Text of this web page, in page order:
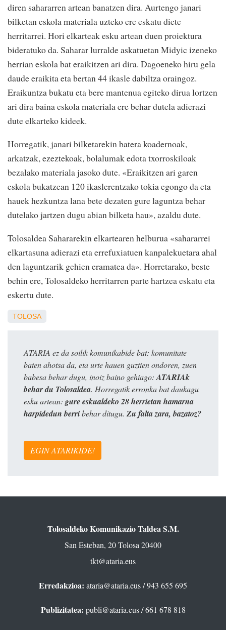
diren sahararren artean banatzen dira. Aurtengo janari
bilketan eskola materiala uzteko ere eskatu diete
herritarrei. Hori elkarteak esku artean duen proiektura
bideratuko da. Saharar lurralde askatuetan Midyic izeneko
herrian eskola bat eraikitzen ari dira. Dagoeneko hiru gela
daude eraikita eta bertan 44 ikasle dabiltza oraingoz.
Eraikuntza bukatu eta bere mantenua egiteko dirua lortzen
ari dira baina eskola materiala ere behar dutela adierazi
dute elkarteko kideek.
Horregatik, janari bilketarekin batera koadernoak,
arkatzak, ezeztekoak, bolalumak edota txorroskiloak
bezalako materiala jasoko dute. «Eraikitzen ari garen
eskola bukatzean 120 ikaslerentzako tokia egongo da eta
hauek hezkuntza lana bete dezaten gure laguntza behar
dutelako jartzen dugu abian bilketa hau», azaldu dute.
Tolosaldea Sahararekin elkartearen helburua «sahararrei
elkartasuna adierazi eta errefuxiatuen kanpalekuetara ahal
den laguntzarik gehien eramatea da». Horretarako, beste
behin ere, Tolosaldeko herritarren parte hartzea eskatu eta
eskertu dute.
TOLOSA
ATARIA ez da soilik komunikabide bat: komunitate
baten ahotsa da, eta urte hauen guztien ondoren, zuen
babesa behar dugu, inoiz baino gehiago:ATARIAk
behar du Tolosaldea. Horregatik erronka bat daukagu
esku artean: gure eskualdeko 28 herrietan hamarna
harpidedun berribehar ditugu. Zu falta zara, bazatoz?
EGIN ATARIKIDE!
Tolosaldeko Komunikazio Taldea S.M.
San Esteban, 20 Tolosa 20400
tkt@ataria.eus
Erredakzioa: ataria@ataria.eus/ 943 655 695
Publizitatea: publi@ataria.eus/ 661 678 818